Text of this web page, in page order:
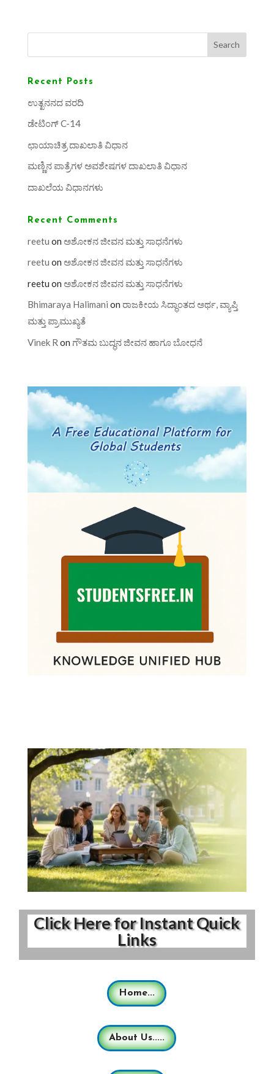
Search
Recent Posts
ಉತ್ಖನನದ ವರದಿ
ಡೇಟಿಂಗ್ C-14
ಛಾಯಾಚಿತ್ರ ದಾಖಲಾತಿ ವಿಧಾನ
ಮಣ್ಣಿನ ಪಾತ್ರೆಗಳ ಅವಶೇಷಗಳ ದಾಖಲಾತಿ ವಿಧಾನ
ದಾಖಲೆಯ ವಿಧಾನಗಳು
Recent Comments
reetu on ಅಶೋಕನ ಜೀವನ ಮತ್ತು ಸಾಧನೆಗಳು
reetu on ಅಶೋಕನ ಜೀವನ ಮತ್ತು ಸಾಧನೆಗಳು
reetu on ಅಶೋಕನ ಜೀವನ ಮತ್ತು ಸಾಧನೆಗಳು
Bhimaraya Halimani on ರಾಜಕೀಯ ಸಿದ್ಧಾಂತದ ಅರ್ಥ, ವ್ಯಾಪ್ತಿ
ಮತ್ತು ಪ್ರಾಮುಖ್ಯತೆ
Vinek R on ಗೌತಮ ಬುದ್ಧನ ಜೀವನ ಹಾಗೂ ಬೋಧನೆ
Click Here for Instant Quick
Links
Home...
About Us.....